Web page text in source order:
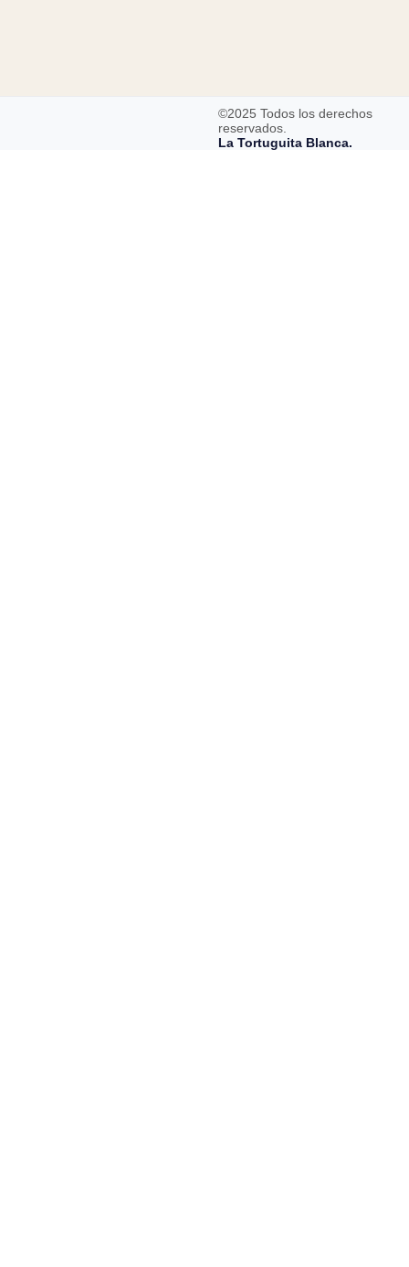
©2025 Todos los derechos
reservados.
La Tortuguita Blanca.